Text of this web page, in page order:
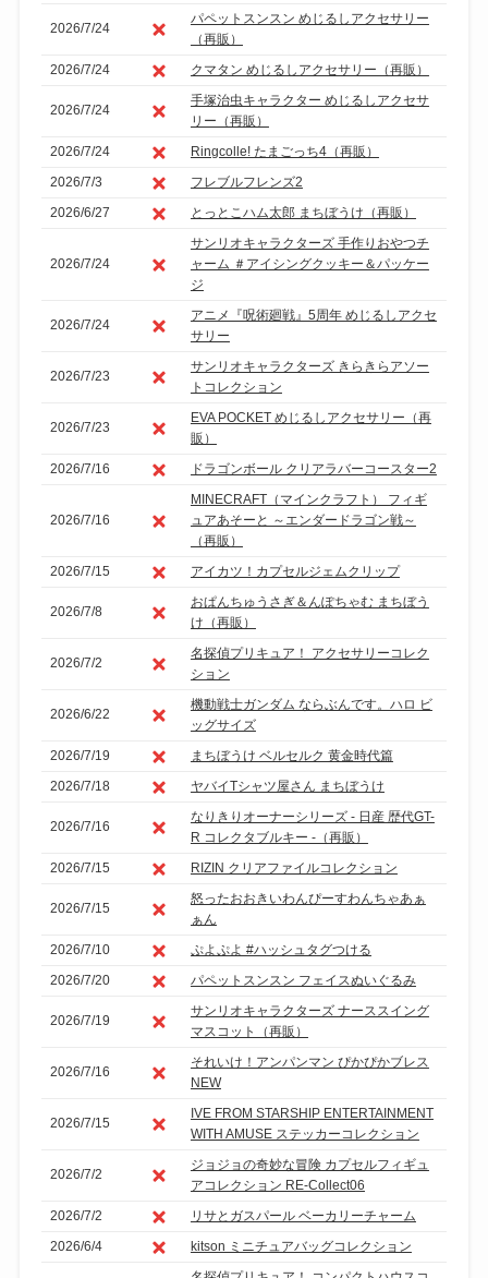
2026/7/24
パペットスンスン めじるしアクセサリー
（再販）
2026/7/24
クマタン めじるしアクセサリー（再販）
2026/7/24
手塚治虫キャラクター めじるしアクセサ
リー（再販）
2026/7/24
Ringcolle! たまごっち4（再販）
2026/7/3
フレブルフレンズ2
2026/6/27
とっとこハム太郎 まちぼうけ（再販）
2026/7/24
サンリオキャラクターズ 手作りおやつチ
ャーム ＃アイシングクッキー＆パッケー
ジ
2026/7/24
アニメ『呪術廻戦』5周年 めじるしアクセ
サリー
2026/7/23
サンリオキャラクターズ きらきらアソー
トコレクション
2026/7/23
EVA POCKET めじるしアクセサリー（再
販）
2026/7/16
ドラゴンボール クリアラバーコースター2
2026/7/16
MINECRAFT（マインクラフト） フィギ
ュアあそーと ～エンダードラゴン戦～
（再販）
2026/7/15
アイカツ！カプセルジェムクリップ
2026/7/8
おぱんちゅうさぎ＆んぽちゃむ まちぼう
け（再販）
2026/7/2
名探偵プリキュア！ アクセサリーコレク
ション
2026/6/22
機動戦士ガンダム ならぶんです。ハロ ビ
ッグサイズ
2026/7/19
まちぼうけ ベルセルク 黄金時代篇
2026/7/18
ヤバイTシャツ屋さん まちぼうけ
2026/7/16
なりきりオーナーシリーズ - 日産 歴代GT-
R コレクタブルキー -（再販）
2026/7/15
RIZIN クリアファイルコレクション
2026/7/15
怒ったおおきいわんぴーすわんちゃあぁ
ぁん
2026/7/10
ぷよぷよ #ハッシュタグつける
2026/7/20
パペットスンスン フェイスぬいぐるみ
2026/7/19
サンリオキャラクターズ ナーススイング
マスコット（再販）
2026/7/16
それいけ！アンパンマン ぴかぴかブレス
NEW
2026/7/15
IVE FROM STARSHIP ENTERTAINMENT
WITH AMUSE ステッカーコレクション
2026/7/2
ジョジョの奇妙な冒険 カプセルフィギュ
アコレクション RE-Collect06
2026/7/2
リサとガスパール ベーカリーチャーム
2026/6/4
kitson ミニチュアバッグコレクション